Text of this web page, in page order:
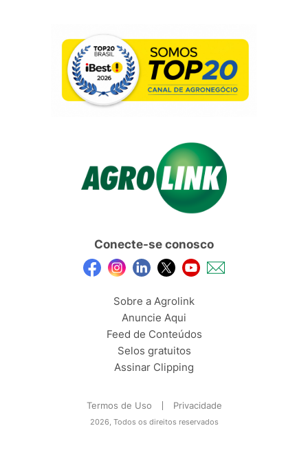
Conecte-se conosco
Sobre a Agrolink
Anuncie Aqui
Feed de Conteúdos
Selos gratuitos
Assinar Clipping
Termos de Uso Privacidade
2026, Todos os direitos reservados